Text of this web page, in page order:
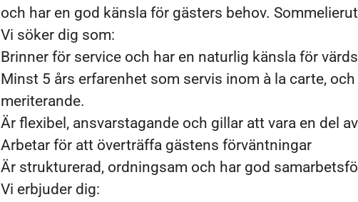
och har en god känsla för gästers behov.
Vi söker dig som:
Brinner för service och har en naturlig känsla för
Minst 5 års erfarenhet som servis inom à la carte,
meriterande.
Är flexibel, ansvarstagande och gillar att vara en del
Arbetar för att överträffa gästens förväntningar
Är strukturerad, ordningsam och har god
Vi erbjuder dig: